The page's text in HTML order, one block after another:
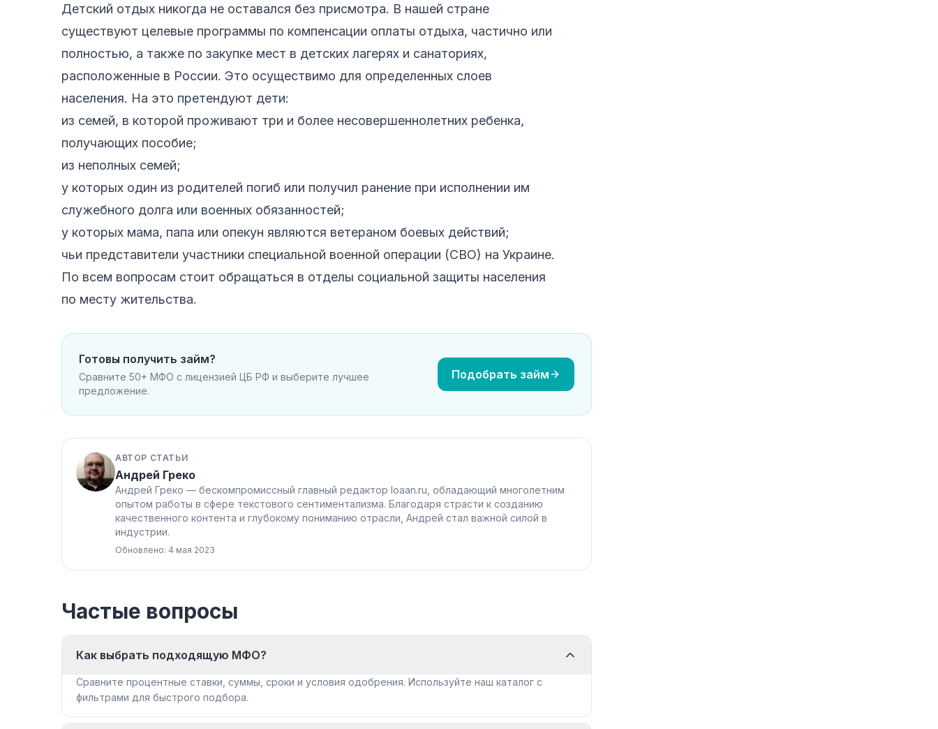
Детский отдых никогда не оставался без присмотра. В нашей стране
существуют целевые программы по компенсации оплаты отдыха, частично или
полностью, а также по закупке мест в детских лагерях и санаториях,
расположенные в России. Это осуществимо для определенных слоев
населения. На это претендуют дети:
из семей, в которой проживают три и более несовершеннолетних ребенка,
получающих пособие;
из неполных семей;
у которых один из родителей погиб или получил ранение при исполнении им
служебного долга или военных обязанностей;
у которых мама, папа или опекун являются ветераном боевых действий;
чьи представители участники специальной военной операции (СВО) на Украине.
По всем вопросам стоит обращаться в отделы социальной защиты населения
по месту жительства.
Готовы получить займ?
Сравните 50+ МФО с лицензией ЦБ РФ и выберите лучшее
предложение.
Подобрать займ
АВТОР СТАТЬИ
Андрей Греко
Андрей Греко — бескомпромиссный главный редактор loaan.ru, обладающий многолетним
опытом работы в сфере текстового сентиментализма. Благодаря страсти к созданию
качественного контента и глубокому пониманию отрасли, Андрей стал важной силой в
индустрии.
Обновлено: 4 мая 2023
Частые вопросы
Как выбрать подходящую МФО?
Сравните процентные ставки, суммы, сроки и условия одобрения. Используйте наш каталог с
фильтрами для быстрого подбора.